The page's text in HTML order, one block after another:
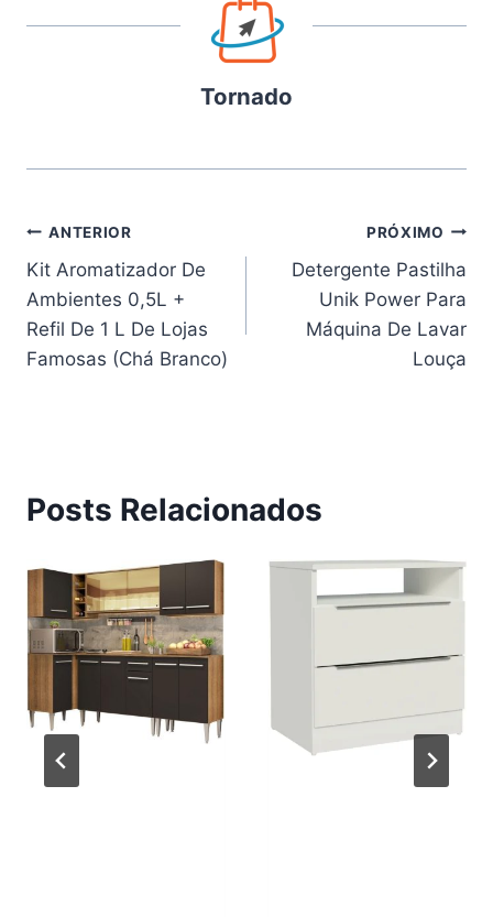
Tornado
Navegação
de
Post
ANTERIOR
Kit Aromatizador De
Ambientes 0,5L +
Refil De 1 L De Lojas
Famosas (Chá Branco)
PRÓXIMO
Detergente Pastilha
Unik Power Para
Máquina De Lavar
Louça
Posts Relacionados